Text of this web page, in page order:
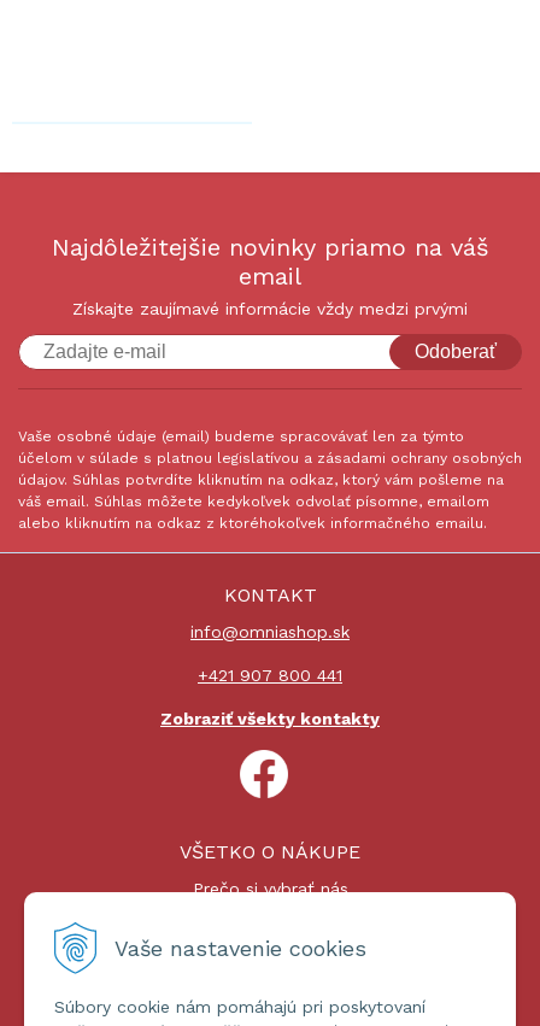
Vaše nastavenie cookies
Súbory cookie nám pomáhajú pri poskytovaní
Najdôležitejšie novinky priamo na váš
email
Získajte zaujímavé informácie vždy medzi prvými
Odoberať
Vaše osobné údaje (email) budeme spracovávať len za týmto
účelom v súlade s platnou legislatívou a zásadami ochrany osobných
údajov. Súhlas potvrdíte kliknutím na odkaz, ktorý vám pošleme na
váš email. Súhlas môžete kedykoľvek odvolať písomne, emailom
alebo kliknutím na odkaz z ktoréhokoľvek informačného emailu.
KONTAKT
info@omniashop.sk
+421 907 800 441
Zobraziť všekty kontakty
VŠETKO O NÁKUPE
Prečo si vybrať nás
Platby a doprava